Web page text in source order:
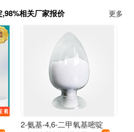
相关厂家报价 更多
2-氨基-4,6-二甲氧基嘧啶